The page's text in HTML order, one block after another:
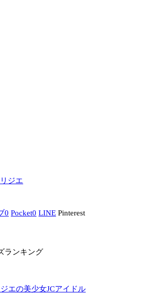
ジエ
0 Pocket0 LINE Pinterest
ランキング